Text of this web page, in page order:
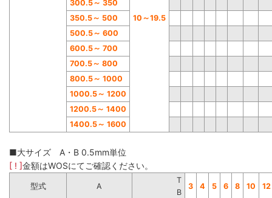
10 ～19.5
300.5～ 350
350.5～ 500
500.5～ 600
600.5～ 700
700.5～ 800
800.5～ 1000
1000.5～ 1200
1200.5～ 1400
1400.5～ 1600
■大サイズ A・B 0.5mm単位
[ ! ]金額はWOSにてご確認ください。
型式 A
T
B
3 4 5 6 8 10 12